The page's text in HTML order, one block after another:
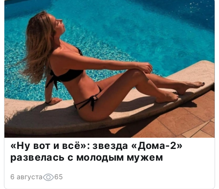
«Ну вот и всё»: звезда «Дома-2»
развелась с молодым мужем
6 августа 65